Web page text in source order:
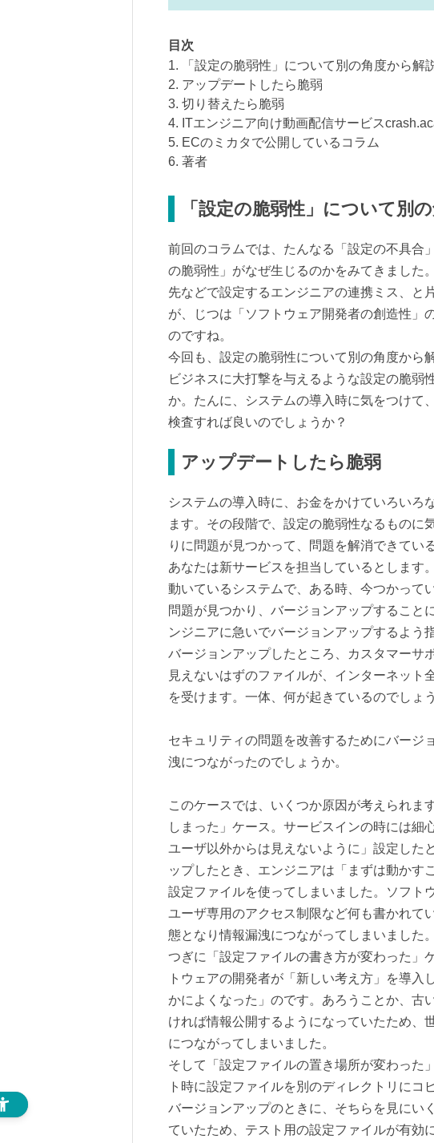
目次
1. 「設定の脆弱性」について別の角度から解
2. アップデートしたら脆弱
3. 切り替えたら脆弱
4. ITエンジニア向け動画配信サービス
5. ECのミカタで公開しているコラム
6. 著者
「設定の脆弱性」について別
前回のコラムでは、たんなる「設定の不具合
の脆弱性」がなぜ生じるのかをみてきました
先などで設定するエンジニアの連携ミス、と
が、じつは「ソフトウェア開発者の創造性」
のですね。
今回も、設定の脆弱性について別の角度から
ビジネスに大打撃を与えるような設定の脆弱
か。たんに、システムの導入時に気をつけて
検査すれば良いのでしょうか？
アップデートしたら脆弱
システムの導入時に、お金をかけていろいろ
ます。その段階で、設定の脆弱性なるものに
りに問題が見つかって、問題を解消できてい
あなたは新サービスを担当しているとします
動いているシステムで、ある時、今つかって
問題が見つかり、バージョンアップすること
ンジニアに急いでバージョンアップするよう
バージョンアップしたところ、カスタマーサ
見えないはずのファイルが、インターネット
を受けます。一体、何が起きているのでしょう
セキュリティの問題を改善するためにバージ
洩につながったのでしょうか。
このケースでは、いくつか原因が考えられま
しまった」ケース。サービスインの時には細
ユーザ以外からは見えないように」設定した
ップしたとき、エンジニアは「まずは動かす
設定ファイルを使ってしまいました。ソフト
ユーザ専用のアクセス制限など何も書かれて
態となり情報漏洩につながってしまいました。
つぎに「設定ファイルの書き方が変わった」
トウェアの開発者が「新しい考え方」を導入
かによくなった」のです。あろうことか、古
ければ情報公開するようになっていたため、
につながってしまいました。
そして「設定ファイルの置き場所が変わった
ト時に設定ファイルを別のディレクトリにコ
バージョンアップのときに、そちらを見にい
ていたため、テスト用の設定ファイルが有効